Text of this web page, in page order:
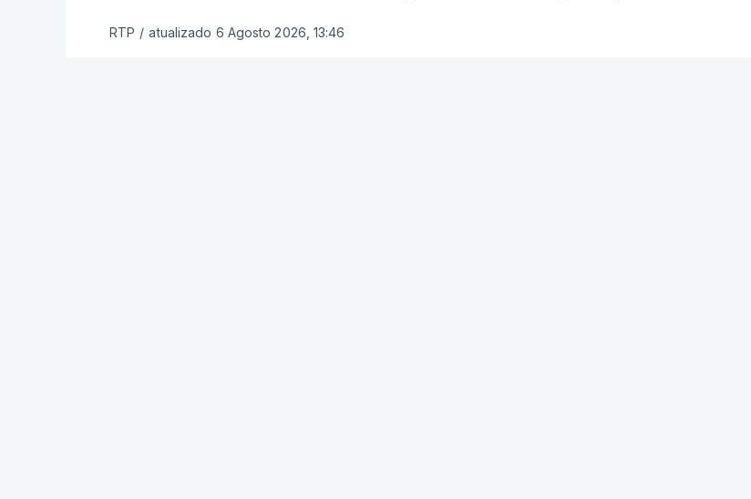
RTP / atualizado 6 Agosto 2026, 13:46